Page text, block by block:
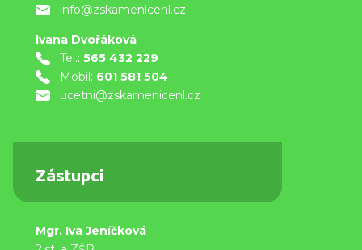
info@zskamenicenl.cz
Ivana Dvořáková
Tel.: 565 432 229
Mobil: 601 581 504
ucetni@zskamenicenl.cz
Zástupci
Mgr. Iva Jeníčková